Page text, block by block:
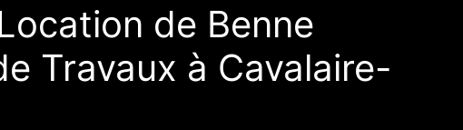
de Benne
Travaux à Cavalaire-